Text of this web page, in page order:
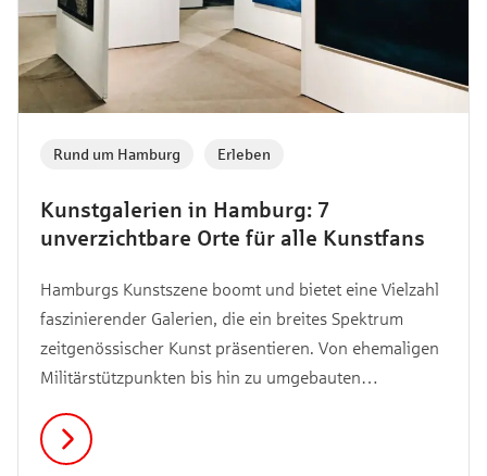
Kunstgalerien in Hamburg: 7
unverzichtbare Orte für alle Kunstfans
Rund um Hamburg Erleben
Hamburgs Kunstszene boomt und bietet eine Vielzahl
faszinierender Galerien, die ein breites Spektrum
zeitgenössischer Kunst präsentieren. Von ehemaligen
Militärstützpunkten bis hin zu umgebauten
einzigartige Ausstellungsräume, sondern auch eine
vielfältige Auswahl an Werken lokaler und